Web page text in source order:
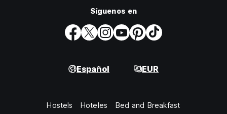
Síguenos en
Español EUR
Hostels Hoteles Bed and Breakfast